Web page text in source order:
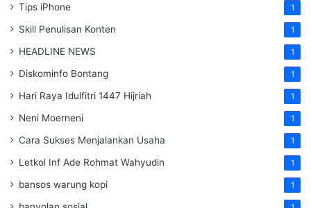
Tips iPhone 1
Skill Penulisan Konten 1
HEADLINE NEWS 1
Diskominfo Bontang 1
Hari Raya Idulfitri 1447 Hijriah 1
Neni Moerneni 1
Cara Sukses Menjalankan Usaha 1
Letkol Inf Ade Rohmat Wahyudin 1
bansos warung kopi 1